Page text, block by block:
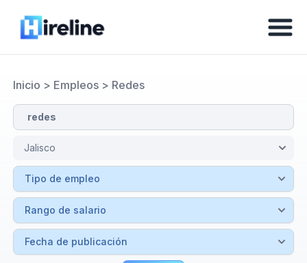
Inicio > Empleos> Redes